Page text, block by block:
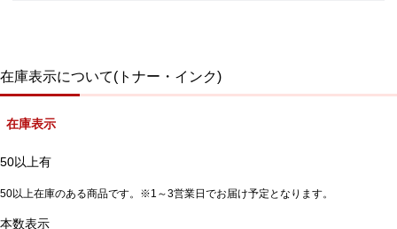
在庫表示について(トナー・インク)
在庫表示
50以上有
50以上在庫のある商品です。※1～3営業日でお届け予定となります。
本数表示